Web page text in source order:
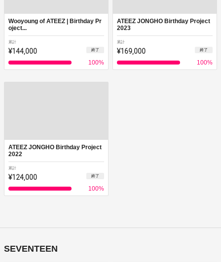
Wooyoung of ATEEZ | Birthday Pr
oject...
累計
¥144,000 終了
100%
ATEEZ JONGHO Birthday Project
2023
累計
¥169,000 終了
100%
ATEEZ JONGHO Birthday Project
2022
累計
¥124,000 終了
100%
SEVENTEEN